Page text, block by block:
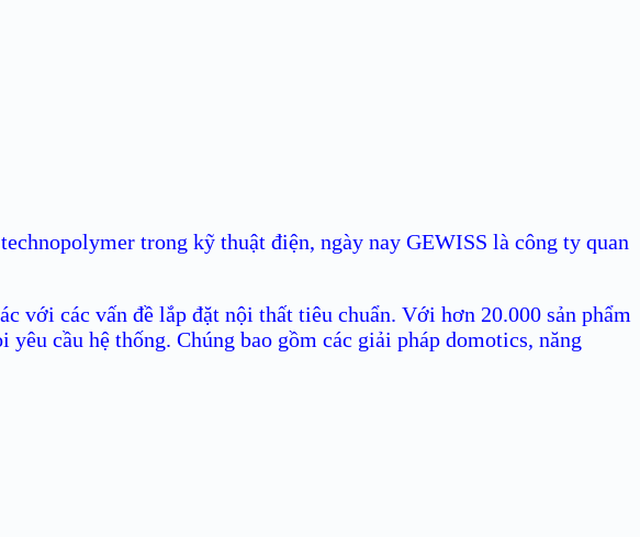
trong kỹ thuật điện, ngày nay GEWISS là công ty quan
với các vấn đề lắp đặt nội thất tiêu chuẩn. Với hơn 20.000 sản phẩm
cầu hệ thống. Chúng bao gồm các giải pháp domotics, năng